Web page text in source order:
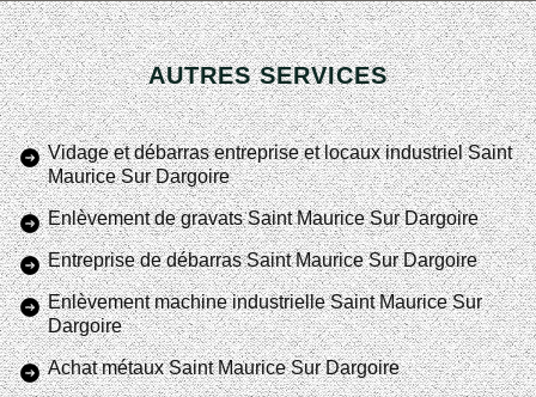
AUTRES SERVICES
Vidage et débarras entreprise et locaux industriel Saint
Maurice Sur Dargoire
Enlèvement de gravats Saint Maurice Sur Dargoire
Entreprise de débarras Saint Maurice Sur Dargoire
Enlèvement machine industrielle Saint Maurice Sur
Dargoire
Achat métaux Saint Maurice Sur Dargoire